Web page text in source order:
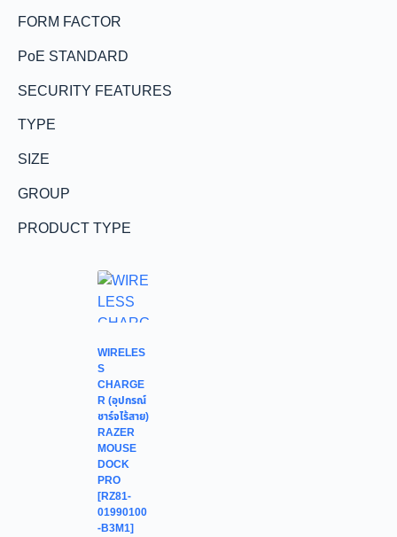
FORM FACTOR
PoE STANDARD
SECURITY FEATURES
TYPE
SIZE
GROUP
PRODUCT TYPE
WIRELES
S
CHARGE
R (อุปกรณ์
ชาร์จไร้สาย)
RAZER
MOUSE
DOCK
PRO
[RZ81-
01990100
-B3M1]